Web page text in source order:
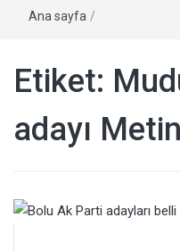
Ana sayfa /
Etiket:
adayı